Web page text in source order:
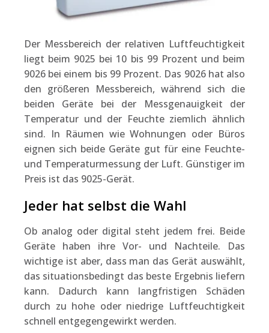
Der Messbereich der relativen Luftfeuchtigkeit
liegt beim 9025 bei 10 bis 99 Prozent und beim
9026 bei einem bis 99 Prozent. Das 9026 hat also
den größeren Messbereich, während sich die
beiden Geräte bei der Messgenauigkeit der
Temperatur und der Feuchte ziemlich ähnlich
sind. In Räumen wie Wohnungen oder Büros
eignen sich beide Geräte gut für eine Feuchte-
und Temperaturmessung der Luft. Günstiger im
Preis ist das 9025-Gerät.
Jeder hat selbst die Wahl
Ob analog oder digital steht jedem frei. Beide
Geräte haben ihre Vor- und Nachteile. Das
wichtige ist aber, dass man das Gerät auswählt,
das situationsbedingt das beste Ergebnis liefern
kann. Dadurch kann langfristigen Schäden
durch zu hohe oder niedrige Luftfeuchtigkeit
schnell entgegengewirkt werden.